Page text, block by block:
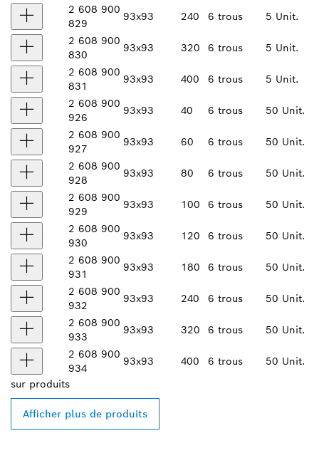
2 608 900
829
93x93 240 6 trous
5 Unit.
2 608 900
830
93x93 320 6 trous
5 Unit.
2 608 900
831
93x93 400 6 trous
5 Unit.
2 608 900
926
93x93 40 6 trous
50 Unit.
2 608 900
927
93x93 60 6 trous
50 Unit.
2 608 900
928
93x93 80 6 trous
50 Unit.
2 608 900
929
93x93 100 6 trous
50 Unit.
2 608 900
930
93x93 120 6 trous
50 Unit.
2 608 900
931
93x93 180 6 trous
50 Unit.
2 608 900
932
93x93 240 6 trous
50 Unit.
2 608 900
933
93x93 320 6 trous
50 Unit.
2 608 900
934
93x93 400 6 trous
50 Unit.
sur produits
Afficher plus de produits